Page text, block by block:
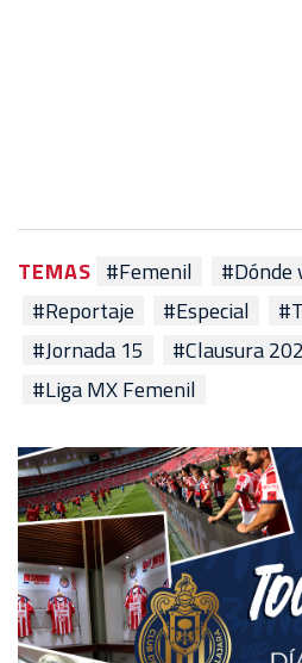
TEMAS #Femenil
#Dónde
#Reportaje
#Especial
#Jornada 15
#Clausura
#Liga MX Femenil